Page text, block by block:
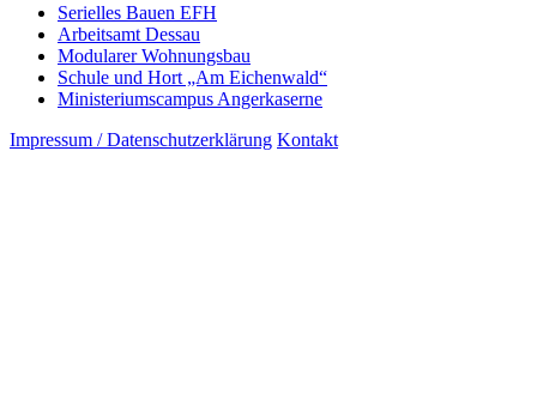
Serielles Bauen EFH
Arbeitsamt Dessau
Modularer Wohnungsbau
Schule und Hort „Am Eichenwald“
Ministeriumscampus Angerkaserne
Impressum / Datenschutzerklärung Kontakt